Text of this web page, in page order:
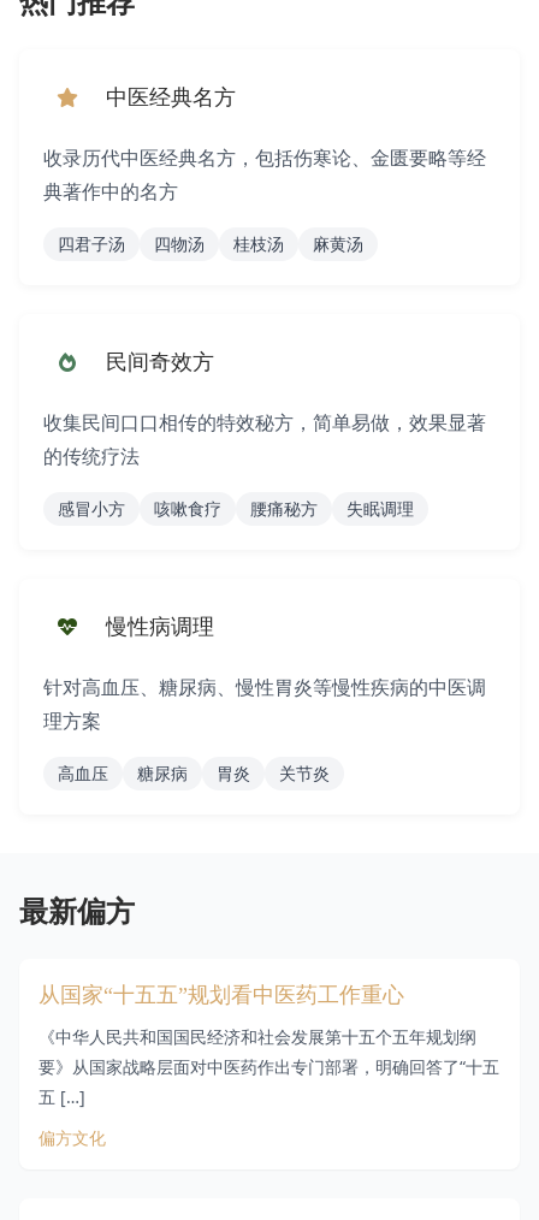
蔬果类
更多 »
更年期女性
慢性病人群
产后女性 老年男性
《小偏方.小食物治百
美国民间
民间外用偏方 名医经验方
验方集锦汇编 民间生活偏方
临床
国外民间
中医经典名方
收录历代中医经典名方，包括伤寒论、金匮要略等经
典著作中的名方
四君子汤 四物汤 桂枝汤 麻黄汤
民间奇效方
收集民间口口相传的特效秘方，简单易做，效果显著
的传统疗法
感冒小方 咳嗽食疗 腰痛秘方 失眠调理
慢性病调理
针对高血压、糖尿病、慢性胃炎等慢性疾病的中医调
理方案
高血压 糖尿病 胃炎 关节炎
最新偏方
从国家“十五五”规划看中医药工作重心
《中华人民共和国国民经济和社会发展第十五个五年规划纲
要》从国家战略层面对中医药作出专门部署，明确回答了“十五
五 […]
偏方文化